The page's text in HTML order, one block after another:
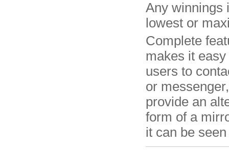
Any winnings
lowest or
Complete
makes it
users to
or
provide an
form of a
it can be